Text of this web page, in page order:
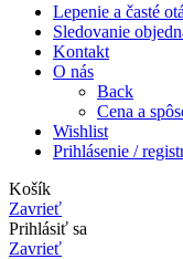
Lepenie a časté
Sledovanie
Kontakt
O nás
Back
Cena a
Wishlist
Prihlásenie /
Košík
Zavrieť
Prihlásiť sa
Zavrieť